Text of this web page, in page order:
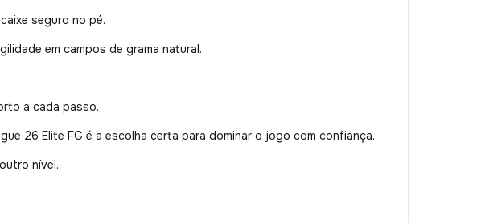
seguro no pé.
em campos de grama natural.
a cada passo.
26 Elite FG é a escolha certa para dominar o jogo com confiança.
nível.